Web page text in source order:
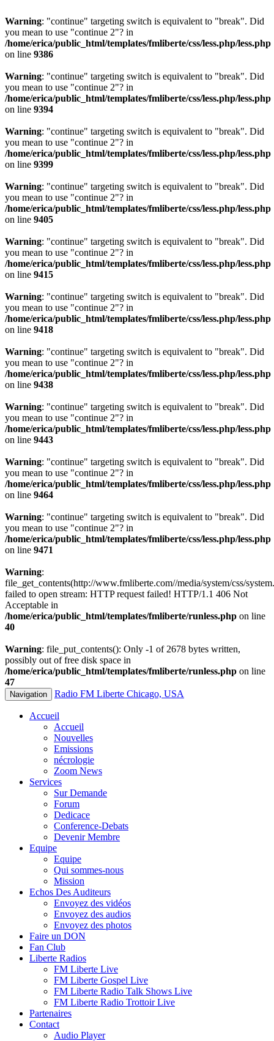
Warning: "continue" targeting switch is equivalent to "break". Did
you mean to use "continue 2"? in
/home/erica/public_html/templates/fmliberte/css/less.php/less.php
on line 9386
Warning: "continue" targeting switch is equivalent to "break". Did
you mean to use "continue 2"? in
/home/erica/public_html/templates/fmliberte/css/less.php/less.php
on line 9394
Warning: "continue" targeting switch is equivalent to "break". Did
you mean to use "continue 2"? in
/home/erica/public_html/templates/fmliberte/css/less.php/less.php
on line 9399
Warning: "continue" targeting switch is equivalent to "break". Did
you mean to use "continue 2"? in
/home/erica/public_html/templates/fmliberte/css/less.php/less.php
on line 9405
Warning: "continue" targeting switch is equivalent to "break". Did
you mean to use "continue 2"? in
/home/erica/public_html/templates/fmliberte/css/less.php/less.php
on line 9415
Warning: "continue" targeting switch is equivalent to "break". Did
you mean to use "continue 2"? in
/home/erica/public_html/templates/fmliberte/css/less.php/less.php
on line 9418
Warning: "continue" targeting switch is equivalent to "break". Did
you mean to use "continue 2"? in
/home/erica/public_html/templates/fmliberte/css/less.php/less.php
on line 9438
Warning: "continue" targeting switch is equivalent to "break". Did
you mean to use "continue 2"? in
/home/erica/public_html/templates/fmliberte/css/less.php/less.php
on line 9443
Warning: "continue" targeting switch is equivalent to "break". Did
you mean to use "continue 2"? in
/home/erica/public_html/templates/fmliberte/css/less.php/less.php
on line 9464
Warning: "continue" targeting switch is equivalent to "break". Did
you mean to use "continue 2"? in
/home/erica/public_html/templates/fmliberte/css/less.php/less.php
on line 9471
Warning:
file_get_contents(http://www.fmliberte.com//media/system/css/
failed to open stream: HTTP request failed! HTTP/1.1 406 Not
Acceptable in
/home/erica/public_html/templates/fmliberte/runless.php on line
40
Warning: file_put_contents(): Only -1 of 2678 bytes written,
possibly out of free disk space in
/home/erica/public_html/templates/fmliberte/runless.php on line
47
Navigation Radio FM Liberte Chicago, USA
Accueil
Accueil
Nouvelles
Emissions
nécrologie
Zoom News
Services
Sur Demande
Forum
Dedicace
Conference-Debats
Devenir Membre
Equipe
Equipe
Qui sommes-nous
Mission
Echos Des Auditeurs
Envoyez des vidéos
Envoyez des audios
Envoyez des photos
Faire un DON
Fan Club
Liberte Radios
FM Liberte Live
FM Liberte Gospel Live
FM Liberte Radio Talk Shows Live
FM Liberte Radio Trottoir Live
Partenaires
Contact
Audio Player